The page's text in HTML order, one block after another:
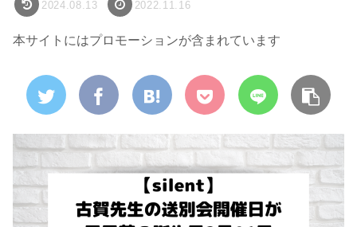
2024.08.13 2022.11.16
本サイトにはプロモーションが含まれています